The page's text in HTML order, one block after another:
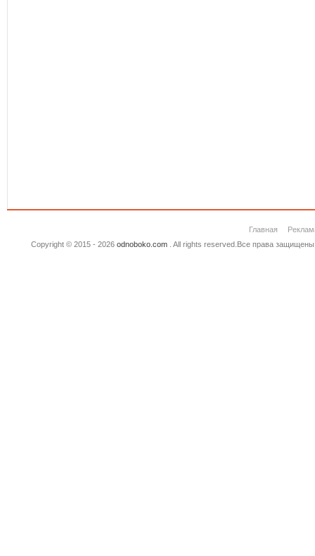
Главная
Copyright © 2015 - 2026 odnoboko.com. All rights reserved.Все права защищены.